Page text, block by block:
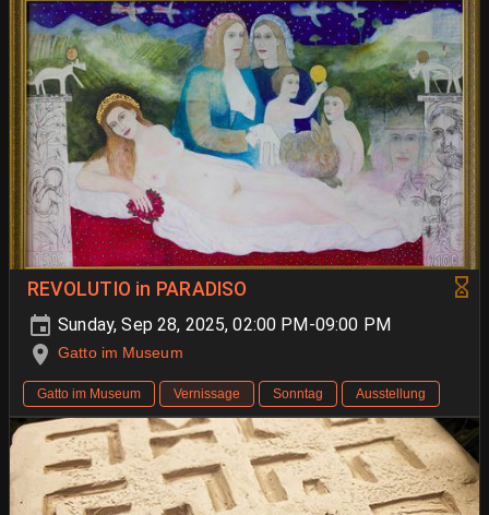
REVOLUTIO in PARADISO
Sunday, Sep 28, 2025, 02:00 PM-09:00 PM
Gatto im Museum
Gatto im Museum Vernissage Sonntag Ausstellung